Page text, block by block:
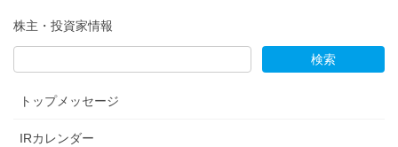
株主・投資家情報
トップメッセージ
IRカレンダー